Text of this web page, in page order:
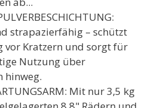
strapazierfähig – schützt
vor Kratzern und sorgt für
Nutzung über
hinweg.
Mit nur 3,5 kg